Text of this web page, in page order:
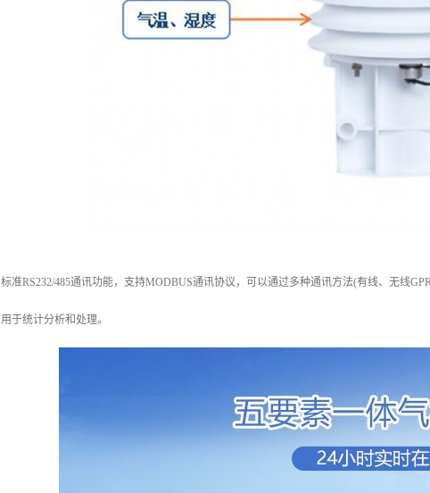
标准RS232/485通讯功能，支持MODBUS通讯协议，可以通过多种通讯方法(有线、无线
用于统计分析和处理。